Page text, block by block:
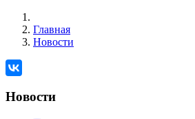
Главная
Новости
Новости